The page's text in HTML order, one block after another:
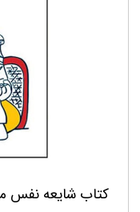
کتاب شایعه نفس